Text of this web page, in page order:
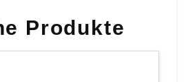
Produkte